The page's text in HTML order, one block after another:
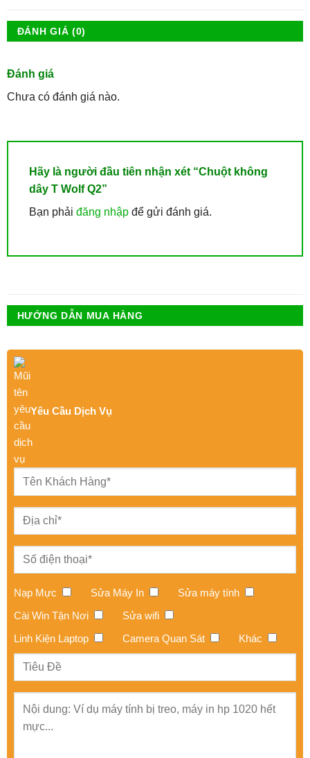
ĐÁNH GIÁ (0)
Đánh giá
Chưa có đánh giá nào.
Hãy là người đầu tiên nhận xét “Chuột không
dây T Wolf Q2”
Bạn phải đăng nhậpđể gửi đánh giá.
HƯỚNG DẪN MUA HÀNG
Yêu Cầu Dịch Vụ
Nạp Mực Sửa Máy In
Sửa máy tính
Cài Win Tận Nơi
Sửa wifi
Linh Kiện Laptop
Camera Quan Sát Khác